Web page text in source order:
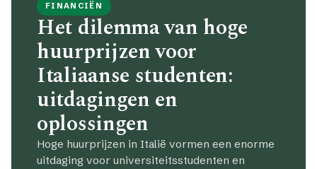
FINANCIËN
Het dilemma van hoge
huurprijzen voor
Italiaanse studenten:
uitdagingen en
oplossingen
Hoge huurprijzen in Italië vormen een enorme
uitdaging voor universiteitsstudenten en